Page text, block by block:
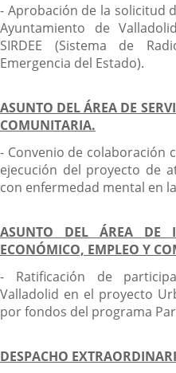
- Aprobación de la solicitud
Ayuntamiento de
SIRDEE (Sistema de
Emergencia del Estado).
ASUNTO DEL ÁREA DE
COMUNITARIA.
- Convenio de colaboración
ejecución del proyecto de
con enfermedad mental en
ASUNTO DEL ÁREA DE
ECONÓMICO, EMPLEO Y
- Ratificación de
Valladolid en el proyecto
por fondos del programa
DESPACHO